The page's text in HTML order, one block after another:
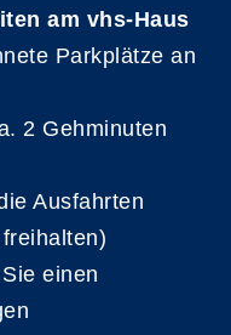
am vhs-Haus
Parkplätze an
2 Gehminuten
Ausfahrten
einen